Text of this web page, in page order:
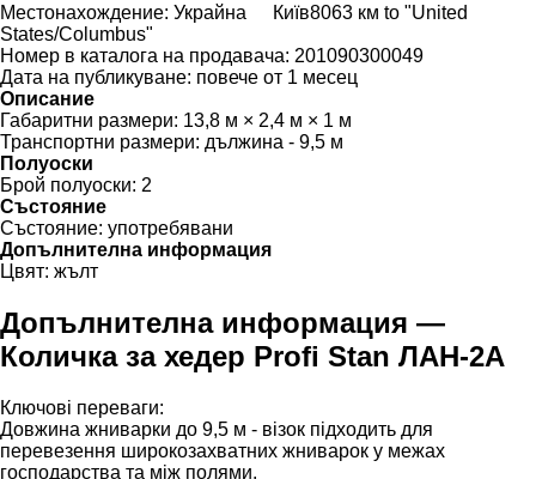
Местонахождение: Украйна Київ8063 км to "United
States/Columbus"
Номер в каталога на продавача: 201090300049
Дата на публикуване: повече от 1 месец
Описание
Габаритни размери: 13,8 м × 2,4 м × 1 м
Транспортни размери: дължина - 9,5 м
Полуоски
Брой полуоски: 2
Състояние
Състояние: употребявани
Допълнителна информация
Цвят: жълт
Допълнителна информация —
Количка за хедер Profi Stan ЛАН-2А
Ключові переваги:
Довжина жниварки до 9,5 м - візок підходить для
перевезення широкозахватних жниварок у межах
господарства та між полями.